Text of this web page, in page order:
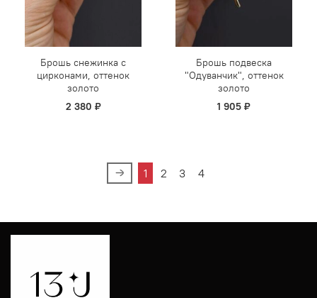
Брошь снежинка с
цирконами, оттенок
золото
2 380 ₽
Брошь подвеска
"Одуванчик", оттенок
золото
1 905 ₽
1 2 3 4